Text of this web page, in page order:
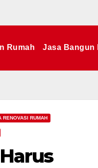
Rumah Jasa Bangun
RENOVASI RUMAH